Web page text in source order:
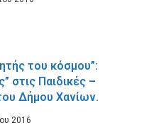
του κόσμου”:
στις Παιδικές –
Δήμου Χανίων.
2016